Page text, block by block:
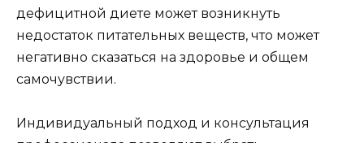
дефицитной диете может возникнуть
недостаток питательных веществ, что может
негативно сказаться на здоровье и общем
самочувствии.
Индивидуальный подход и консультация